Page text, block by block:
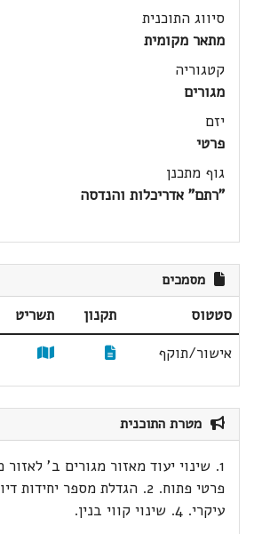
סיווג התוכנית
מתאר מקומית
קטגוריה
מגורים
יזם
פרטי
גוף מתכנן
"רתם" אדריכלות והנדסה
מסמכים
סטטוס תקנון תשריט
אישור/תוקף
מטרת התוכנית
1. שינוי יעוד מאזור מגורים ב'
עיקרי. 4. שינוי קווי בנין.